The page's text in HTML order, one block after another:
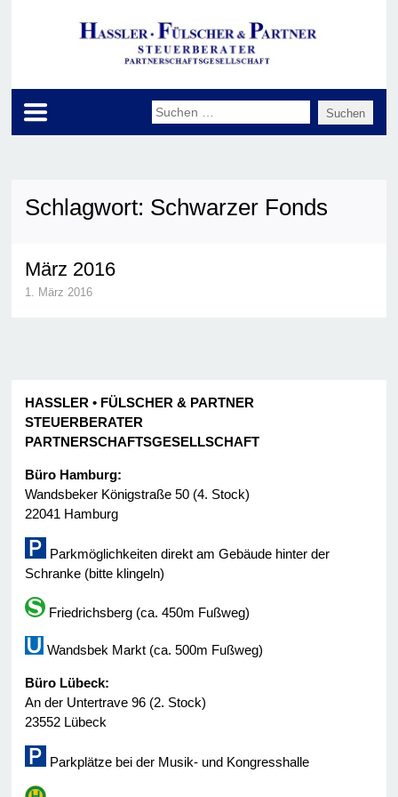
Schlagwort: Schwarzer Fonds
März 2016
1. März 2016
HASSLER • FÜLSCHER & PARTNER
STEUERBERATER
PARTNERSCHAFTSGESELLSCHAFT
Büro Hamburg:
Wandsbeker Königstraße 50 (4. Stock)
22041 Hamburg
Parkmöglichkeiten direkt am Gebäude hinter der
Schranke (bitte klingeln)
Friedrichsberg (ca. 450m Fußweg)
Wandsbek Markt (ca. 500m Fußweg)
Büro Lübeck:
An der Untertrave 96 (2. Stock)
23552 Lübeck
Parkplätze bei der Musik- und Kongresshalle